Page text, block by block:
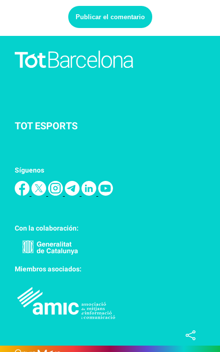
TOT ESPORTS
Síguenos
Con la colaboración:
Miembros asociados: